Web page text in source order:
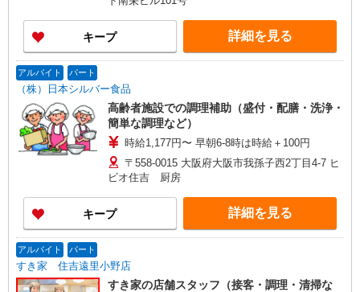
キープ 詳細を見る
アルバイト パート
（株）日本シルバー食品
高齢者施設での調理補助（盛付・配膳・洗浄・
簡単な調理など）
時給1,177円〜 早朝6-8時は時給＋100円
〒558-0015 大阪府大阪市我孫子西2丁目4-7 ヒ
ビオ住吉 厨房
キープ 詳細を見る
アルバイト パート
すき家 住吉遠里小野店
すき家の店舗スタッフ（接客・調理・清掃な